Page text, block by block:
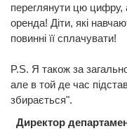
переглянути цю
оренда! Діти, які
повинні її сплачувати!
P.S. Я також за
але в той де час
збирається".
Директор